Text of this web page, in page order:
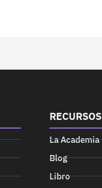
RECURSOS
La Academia
Blog
Libro